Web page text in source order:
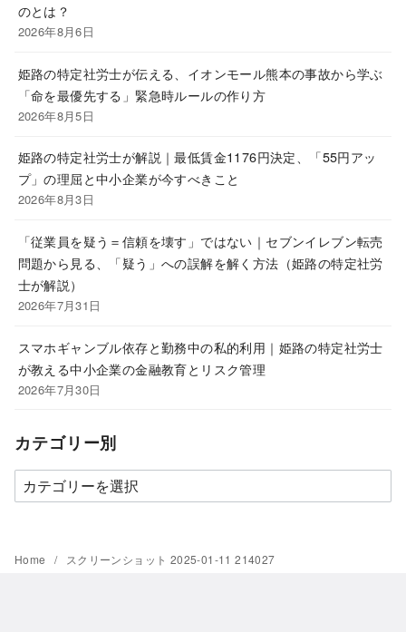
のとは？
2026年8月6日
姫路の特定社労士が伝える、イオンモール熊本の事故から学ぶ
「命を最優先する」緊急時ルールの作り方
2026年8月5日
姫路の特定社労士が解説｜最低賃金1176円決定、「55円アッ
プ」の理屈と中小企業が今すべきこと
2026年8月3日
「従業員を疑う＝信頼を壊す」ではない｜セブンイレブン転売
問題から見る、「疑う」への誤解を解く方法（姫路の特定社労
士が解説）
2026年7月31日
スマホギャンブル依存と勤務中の私的利用｜姫路の特定社労士
が教える中小企業の金融教育とリスク管理
2026年7月30日
カテゴリー別
カ
テ
リ
Home スクリーンショット 2025-01-11 214027